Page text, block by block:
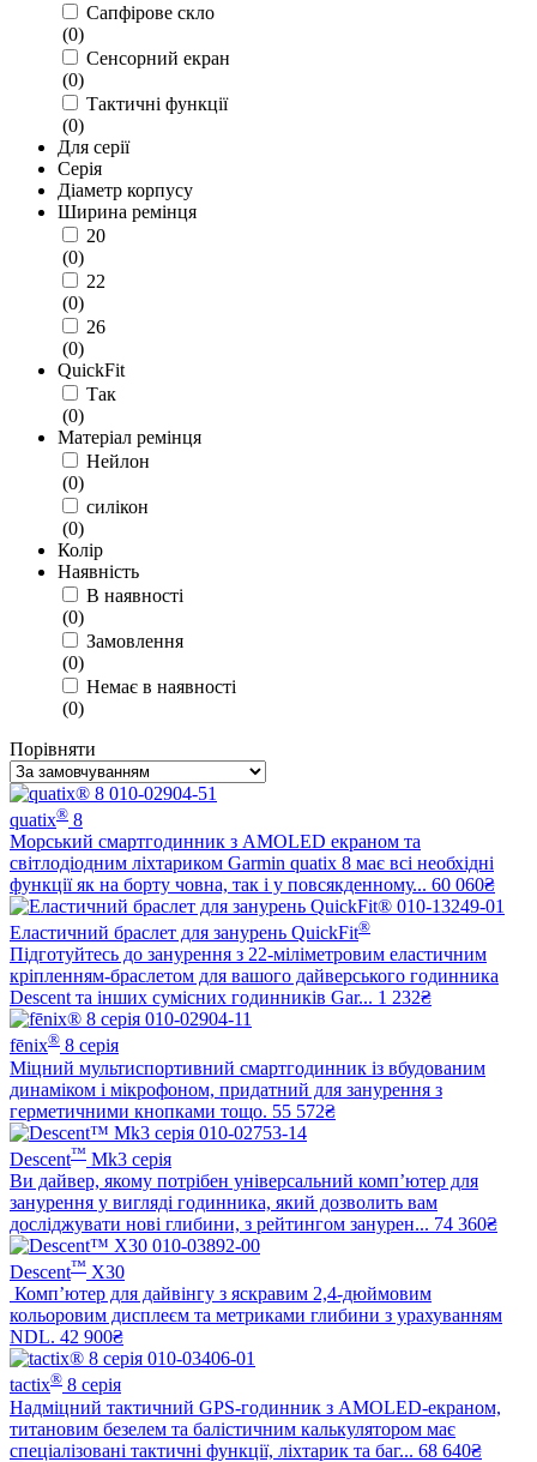
Сапфірове скло
(0)
Сенсорний екран
(0)
Тактичні функції
(0)
Для серії
Серія
Діаметр корпусу
Ширина ремінця
20
(0)
22
(0)
26
(0)
QuickFit
Так
(0)
Матеріал ремінця
Нейлон
(0)
силікон
(0)
Колір
Наявність
В наявності
(0)
Замовлення
(0)
Немає в наявності
(0)
Порівняти
quatix® 8
Морський смартгодинник з AMOLED екраном та
світлодіодним ліхтариком Garmin quatix 8 має всі необхідні
функції як на борту човна, так і у повсякденному... 60 060₴
Еластичний браслет для занурень QuickFit®
Підготуйтесь до занурення з 22-міліметровим еластичним
кріпленням-браслетом для вашого дайверського годинника
Descent та інших сумісних годинників Gar... 1 232₴
fēnix® 8 серія
Міцний мультиспортивний смартгодинник із вбудованим
динаміком і мікрофоном, придатний для занурення з
герметичними кнопками тощо. 55 572₴
Descent™ Mk3 серія
Ви дайвер, якому потрібен універсальний комп’ютер для
занурення у вигляді годинника, який дозволить вам
досліджувати нові глибини, з рейтингом занурен... 74 360₴
Descent™ X30
Комп’ютер для дайвінгу з яскравим 2,4-дюймовим
кольоровим дисплеєм та метриками глибини з урахуванням
NDL. 42 900₴
tactix® 8 серія
Надміцний тактичний GPS-годинник з AMOLED-екраном,
титановим безелем та балістичним калькулятором має
спеціалізовані тактичні функції, ліхтарик та баг... 68 640₴